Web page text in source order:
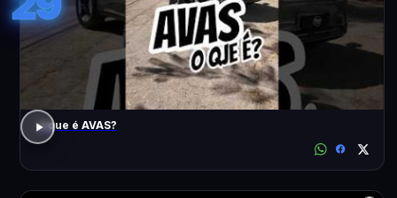
o que é AVAS?